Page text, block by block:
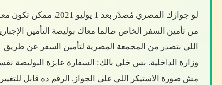
لو جوازك المصري مُصدّر بعد 1 يوليو 2021، ممكن
من تأمين السفر الخاص طالما معاك بوليصة التأمين
اللي بتصدر من المجمعة المصرية لتأمين السفر عن طريق
وزارة الداخلية. بس خلي بالك: السفارة عايزة البوليصة
مش صورة الاستيكر اللي على الجواز. الرقم ده قابل